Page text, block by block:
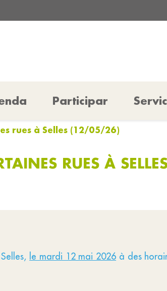
Participar
rues à Selles (12/05/26)
RUES À
le mardi 12 mai 2026 à des